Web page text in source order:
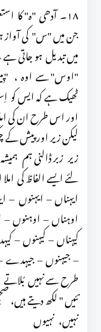
١٨۔ آدھی "ہ" کا
جن میں "س" کی آواز
میں تبدیل ہو
"اوس" سے اوہ ،
ٹھیک ہے کہ ایس کو
اور اس طرح ان کی
لیکن زیر اور پیش کے
زیر زبر ڈالنی ہم
لئے ایسے الفاظ کی
ایہناں – ایہنوں
اوہناں – اوہنوں
کیہناں – کیہنوں –
– جیہنوں – جیہدے –
طرح سے نہیں
نئیں " لکھ دیتے
نہیں، نہیوں